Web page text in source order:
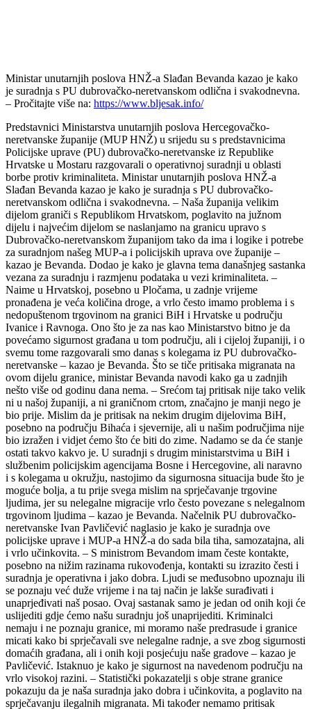
Ministar unutarnjih poslova HNŽ-a Slađan Bevanda kazao je kako
je suradnja s PU dubrovačko-neretvanskom odlična i svakodnevna.
– Pročitajte više na: https://www.bljesak.info/
Predstavnici Ministarstva unutarnjih poslova Hercegovačko-
neretvanske županije (MUP HNŽ) u srijedu su s predstavnicima
Policijske uprave (PU) dubrovačko-neretvanske iz Republike
Hrvatske u Mostaru razgovarali o operativnoj suradnji u oblasti
borbe protiv kriminaliteta. Ministar unutarnjih poslova HNŽ-a
Slađan Bevanda kazao je kako je suradnja s PU dubrovačko-
neretvanskom odlična i svakodnevna. – Naša županija velikim
dijelom graniči s Republikom Hrvatskom, poglavito na južnom
dijelu i najvećim dijelom se naslanjamo na granicu upravo s
Dubrovačko-neretvanskom županijom tako da ima i logike i potrebe
za suradnjom našeg MUP-a i policijskih uprava ove županije –
kazao je Bevanda. Dodao je kako je glavna tema današnjeg sastanka
vezana za suradnju i razmjenu podataka u vezi kriminaliteta. –
Naime u Hrvatskoj, posebno u Pločama, u zadnje vrijeme
pronađena je veća količina droge, a vrlo često imamo problema i s
nedopuštenom trgovinom na granici BiH i Hrvatske u području
Ivanice i Ravnoga. Ono što je za nas kao Ministarstvo bitno je da
povećamo sigurnost građana u tom području, ali i cijeloj županiji, i o
svemu tome razgovarali smo danas s kolegama iz PU dubrovačko-
neretvanske – kazao je Bevanda. Što se tiče pritisaka migranata na
ovom dijelu granice, ministar Bevanda navodi kako ga u zadnjih
nešto više od godinu dana nema. – Srećom taj pritisak nije tako velik
ni u našoj županiji, a ni graničnom crtom, značajno je manji nego je
bio prije. Mislim da je pritisak na nekim drugim dijelovima BiH,
posebno na području Bihaća i sjevernije, ali u našim područjima nije
bio izražen i vidjet ćemo što će biti do zime. Nadamo se da će stanje
ostati takvo kakvo je. U suradnji s drugim ministarstvima u BiH i
službenim policijskim agencijama Bosne i Hercegovine, ali naravno
i s kolegama u okružju, nastojimo da sigurnosna situacija bude što je
moguće bolja, a tu prije svega mislim na sprječavanje trgovine
ljudima, jer su nelegalne migracije vrlo često povezane s nelegalnom
trgovinom ljudima – kazao je Bevanda. Načelnik PU dubrovačko-
neretvanske Ivan Pavličević naglasio je kako je suradnja ove
policijske uprave i MUP-a HNŽ-a do sada bila tiha, samozatajna, ali
i vrlo učinkovita. – S ministrom Bevandom imam česte kontakte,
posebno na nižim razinama rukovođenja, kontakti su izrazito česti i
suradnja je operativna i jako dobra. Ljudi se međusobno upoznaju ili
se poznaju već duže vrijeme i na taj način je lakše surađivati i
unaprjeđivati naš posao. Ovaj sastanak samo je jedan od onih koji će
uslijediti gdje ćemo našu suradnju još unaprijediti. Kriminalci
nemaju i ne poznaju granice, mi moramo naše predrasude i granice
micati kako bi sprječavali sve nelegalne radnje, a sve zbog sigurnosti
domaćih građana, ali i onih koji posjećuju naše gradove – kazao je
Pavličević. Istaknuo je kako je sigurnost na navedenom području na
vrlo visokoj razini. – Statistički pokazatelji s obje strane granice
pokazuju da je naša suradnja jako dobra i učinkovita, a poglavito na
sprječavanju ilegalnih migranata. Mi također nemamo pritisak